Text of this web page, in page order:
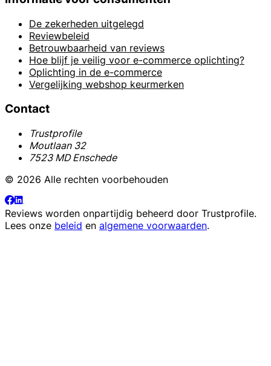
De zekerheden uitgelegd
Reviewbeleid
Betrouwbaarheid van reviews
Hoe blijf je veilig voor e-commerce oplichting?
Oplichting in de e-commerce
Vergelijking webshop keurmerken
Contact
Trustprofile
Moutlaan 32
7523 MD Enschede
© 2026 Alle rechten voorbehouden
Reviews worden onpartijdig beheerd door Trustprofile.
Lees onze beleid en algemene voorwaarden.